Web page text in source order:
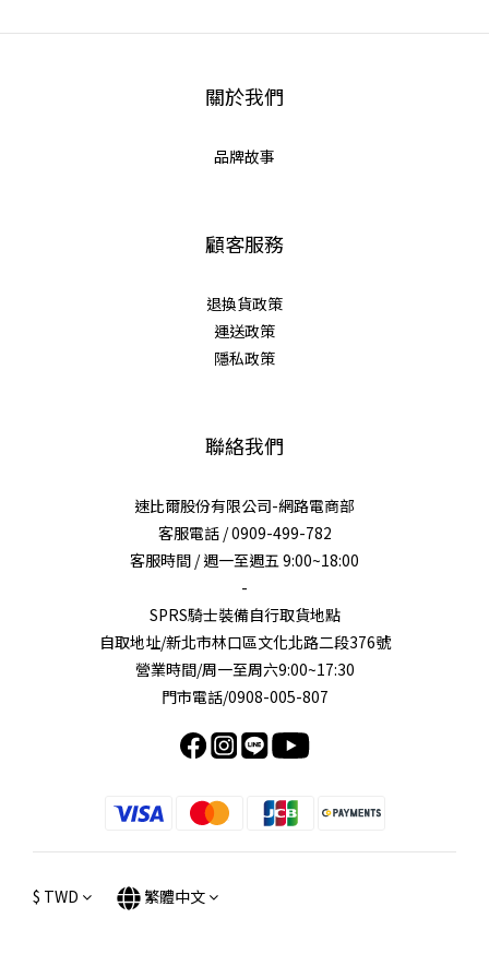
關於我們
品牌故事
顧客服務
退換貨政策
運送政策
隱私政策
聯絡我們
速比爾股份有限公司-網路電商部
客服電話 / 0909-499-782
客服時間 / 週一至週五 9:00~18:00
-
SPRS騎士裝備自行取貨地點
自取地址/新北市林口區文化北路二段376號
營業時間/周一至周六9:00~17:30
門市電話/0908-005-807
$ TWD 繁體中文